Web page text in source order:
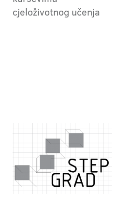
cjeloživotnog učenja